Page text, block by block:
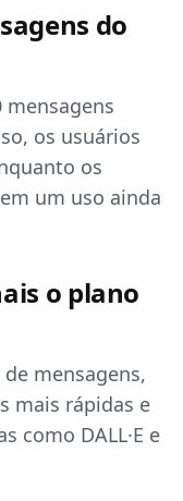
do
os usuários
os
um uso ainda
o plano
mensagens,
mais rápidas e
como DALL·E e